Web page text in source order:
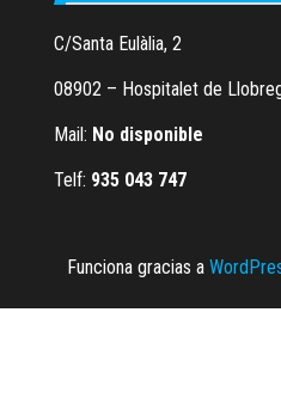
C/Santa Eulàlia, 2
08902 – Hospitalet de
Mail: No disponible
Telf: 935 043 747
Funciona gracias a